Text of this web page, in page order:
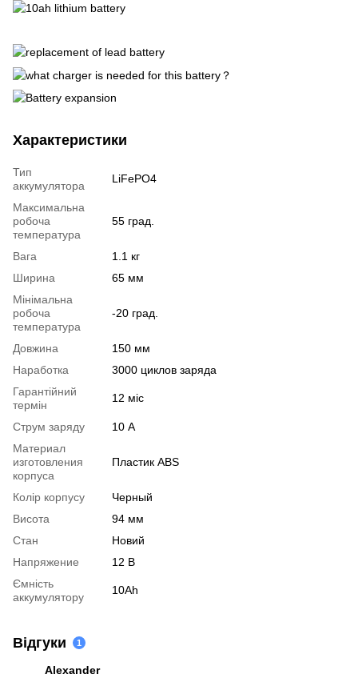
Характеристики
Тип
аккумулятора
LiFePO4
Максимальна
робоча
температура
55 град.
Вага
1.1 кг
Ширина
65 мм
Мінімальна
робоча
температура
-20 град.
Довжина
150 мм
Наработка
3000 циклов заряда
Гарантійний
термін
12 міс
Струм заряду
10 А
Материал
изготовления
корпуса
Пластик ABS
Колір корпусу
Черный
Висота
94 мм
Стан
Новий
Напряжение
12 В
Ємність
аккумулятору
10Ah
Відгуки 1
Alexander